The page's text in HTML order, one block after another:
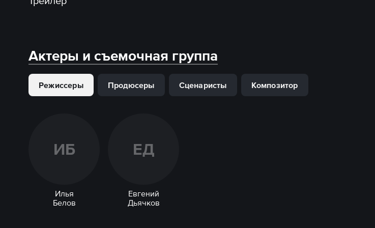
Актеры и съемочная группа
Режиссеры Продюсеры Сценаристы Композитор
ИБ
Илья
Белов
ЕД
Евгений
Дьячков